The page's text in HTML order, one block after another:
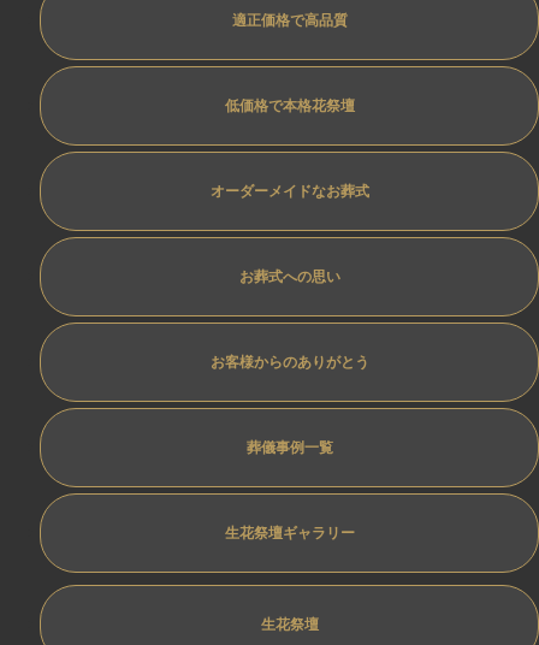
適正価格で高品質
低価格で本格花祭壇
オーダーメイドなお葬式
お葬式への思い
お客様からのありがとう
葬儀事例一覧
生花祭壇ギャラリー
生花祭壇